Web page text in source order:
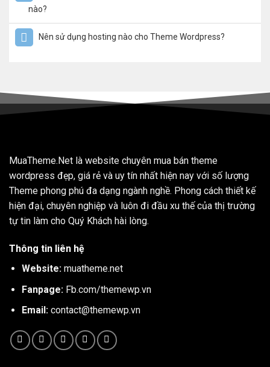
nào?
Nên sử dụng hosting nào cho Theme Wordpress?
MuaTheme.Net là website chuyên mua bán theme
wordpress đẹp, giá rẻ và uy tín nhất hiện nay với số lượng
Theme phong phú đa dạng ngành nghề. Phong cách thiết kế
hiện đại, chuyên nghiệp và luôn đi đầu xu thế của thị trường
tự tin làm cho Quý Khách hài lòng.
Thông tin liên hệ
Website: muatheme.net
Fanpage: Fb.com/themewp.vn
Email: contact@themewp.vn